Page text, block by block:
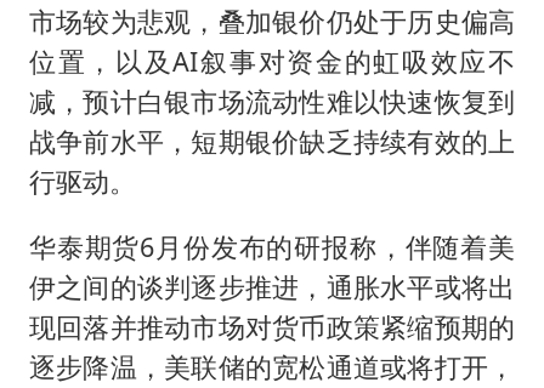
市场较为悲观，叠加银价仍处于历史偏高
位置，以及AI叙事对资金的虹吸效应不
减，预计白银市场流动性难以快速恢复到
战争前水平，短期银价缺乏持续有效的上
行驱动。
华泰期货6月份发布的研报称，伴随着美
伊之间的谈判逐步推进，通胀水平或将出
现回落并推动市场对货币政策紧缩预期的
逐步降温，美联储的宽松通道或将打开，